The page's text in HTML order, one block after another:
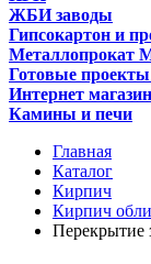
ЖБИ заводы
Гипсокартон и
Металлопрокат
Готовые
Интернет
Камины и печи
Главная
Каталог
Кирпич
Кирпич
Перекрытие